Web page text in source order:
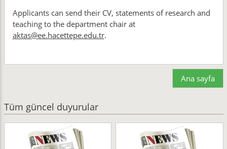
Applicants can send their CV, statements of research and
teaching to the department chair at
aktas@ee.hacettepe.edu.tr.
Ana sayfa
Tüm güncel duyurular